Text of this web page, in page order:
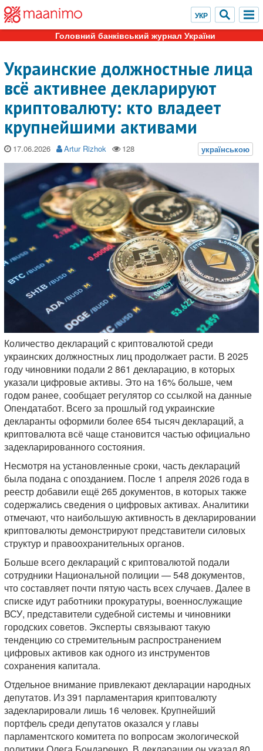
Головний банківський журнал України
Украинские должностные лица
всё активнее декларируют
криптовалюту: кто владеет
крупнейшими активами
17.06.2026 Artur Rizhok
Количество деклараций с криптовалютой среди
украинских должностных лиц продолжает расти. В 2025
году чиновники подали 2 861 декларацию, в которых
указали цифровые активы. Это на 16% больше, чем
годом ранее, сообщает регулятор со ссылкой на данные
Опендатабот. Всего за прошлый год украинские
декларанты оформили более 654 тысяч деклараций, а
криптовалюта всё чаще становится частью официально
задекларированного состояния.
Несмотря на установленные сроки, часть деклараций
была подана с опозданием. После 1 апреля 2026 года в
реестр добавили ещё 265 документов, в которых также
содержались сведения о цифровых активах. Аналитики
отмечают, что наибольшую активность в декларировании
криптовалюты демонстрируют представители силовых
структур и правоохранительных органов.
Больше всего деклараций с криптовалютой подали
сотрудники Национальной полиции — 548 документов,
что составляет почти пятую часть всех случаев. Далее в
списке идут работники прокуратуры, военнослужащие
ВСУ, представители судебной системы и чиновники
городских советов. Эксперты связывают такую
тенденцию со стремительным распространением
цифровых активов как одного из инструментов
сохранения капитала.
Отдельное внимание привлекают декларации народных
депутатов. Из 391 парламентария криптовалюту
задекларировали лишь 16 человек. Крупнейший
портфель среди депутатов оказался у главы
парламентского комитета по вопросам экологической